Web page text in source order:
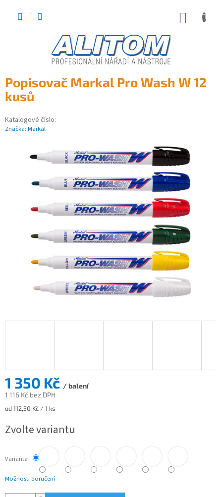
Popisovač Markal Pro Wash W 12
kusů
Katalogové číslo:
Značka: Markal
1 350 Kč / balení
1 116 Kč bez DPH
Měrná
od 112,50 Kč / 1 ks
Zvolte variantu
Varianta
Možnosti doručení